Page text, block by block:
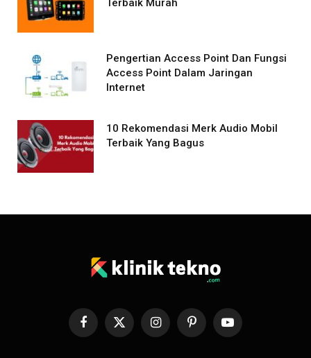
Pengertian Access Point Dan Fungsi
Access Point Dalam Jaringan
Internet
10 Rekomendasi Merk Audio Mobil
Terbaik Yang Bagus
FacebookX
InstagramPinterestYouTube